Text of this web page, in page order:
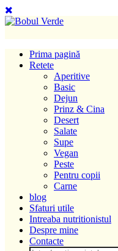
Prima pagină
Retete
Aperitive
Basic
Dejun
Prinz & Cina
Desert
Salate
Supe
Vegan
Peste
Pentru copii
Carne
blog
Sfaturi utile
Intreaba nutritionistul
Despre mine
Contacte